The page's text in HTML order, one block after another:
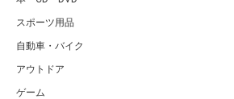
スポーツ用品
自動車・バイク
アウトドア
ゲーム